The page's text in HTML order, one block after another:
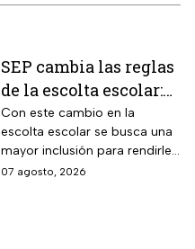
SEP cambia las reglas
de la escolta escolar:
¿cómo se elegirá a los
alumnos a partir de
ahora?
Con este cambio en la
escolta escolar se busca una
mayor inclusión para rendirle
honores a la bandera
07 agosto, 2026